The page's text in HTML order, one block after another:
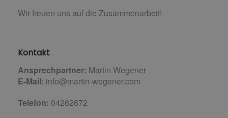
Wir freuen uns auf die Zusammenarbeit!
Kontakt
Ansprechpartner: Martin Wegener
E-Mail: info@martin-wegener.com
Telefon: 04262672